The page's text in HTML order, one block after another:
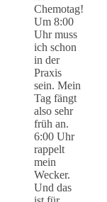
Chemotag!
Um 8:00
Uhr muss
ich schon
in der
Praxis
sein. Mein
Tag fängt
also sehr
früh an.
6:00 Uhr
rappelt
mein
Wecker.
Und das